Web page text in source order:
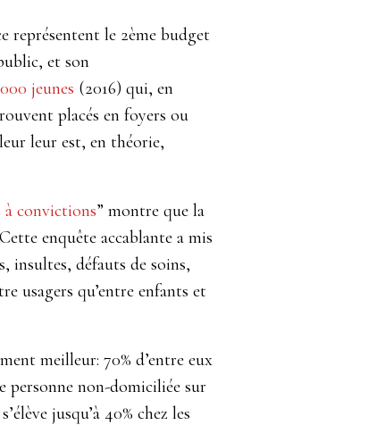
représentent le 2ème budget
et son
jeunes (2016) qui, en
placés en foyers ou
leur est, en théorie,
à convictions” montre que la
enquête accablante a mis
insultes, défauts de soins,
usagers qu’entre enfants et
meilleur: 70% d’entre eux
personne non-domiciliée sur
jusqu’à 40% chez les